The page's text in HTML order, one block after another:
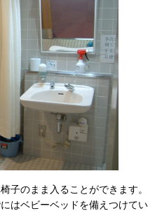
子のまま入ることができます。
はベビーベッドを備えつけてい